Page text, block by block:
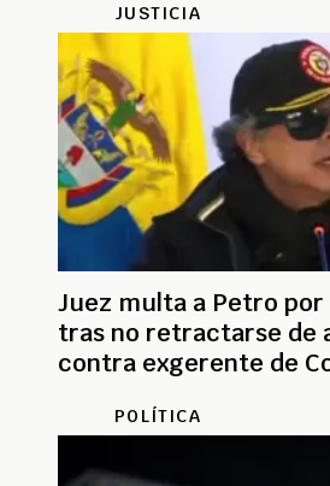
JUSTICIA
Juez multa a Petro por
tras no retractarse de
contra exgerente de
POLÍTICA